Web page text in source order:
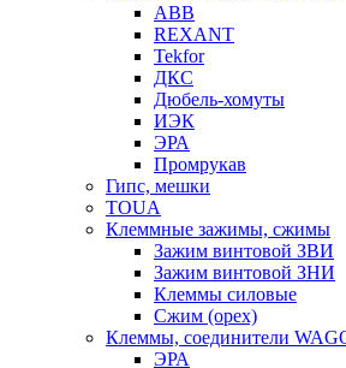
ABB
REXANT
Tekfor
ДКС
Дюбель-хомуты
ИЭК
ЭРА
Промрукав
Гипс, мешки
TOUA
Клеммные зажимы, сжимы
Зажим винтовой ЗВИ
Зажим винтовой ЗНИ
Клеммы силовые
Сжим (орех)
Клеммы, соединители
ЭРА